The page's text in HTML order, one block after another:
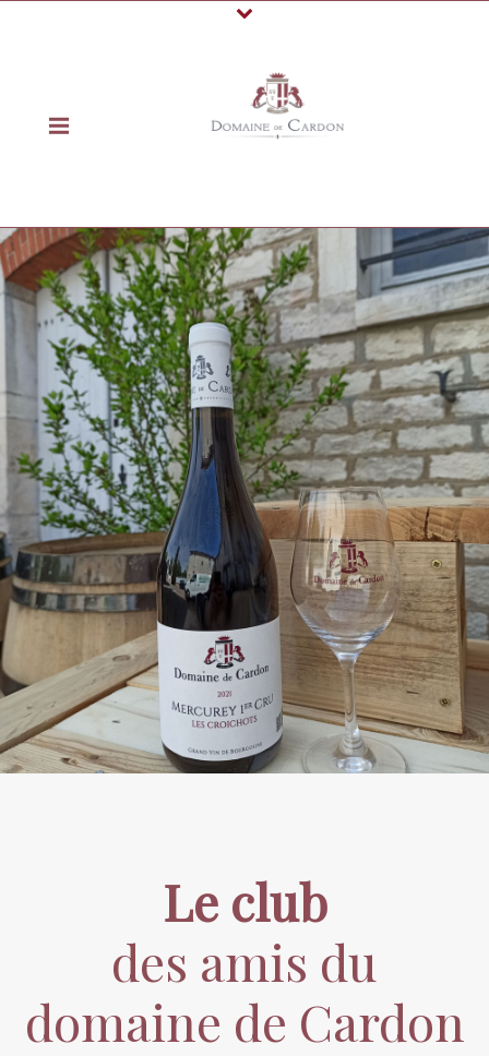
Le club
des amis du
domaine de Cardon